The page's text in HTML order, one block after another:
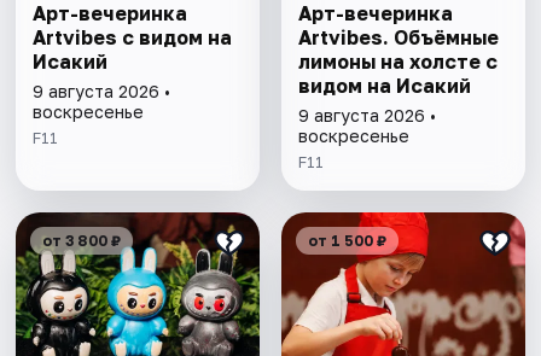
Арт-вечеринка
Artvibes с видом на
Исакий
9 августа 2026 •
воскресенье
F11
Арт-вечеринка
Artvibes. Объёмные
лимоны на холсте с
видом на Исакий
9 августа 2026 •
воскресенье
F11
от 3 800 ₽ от 1 500 ₽